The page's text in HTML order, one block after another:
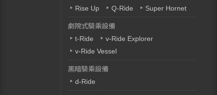
Rise Up
Q-Ride Super Hornet
劇院式騎乘設備
t-Ride
v-Ride Explorer
v-Ride Vessel
黑暗騎乘設備
d-Ride